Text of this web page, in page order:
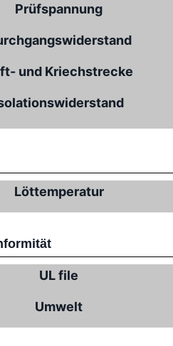
Prüfspannung
und Kriechstrecke
Löttemperatur
UL file
Umwelt